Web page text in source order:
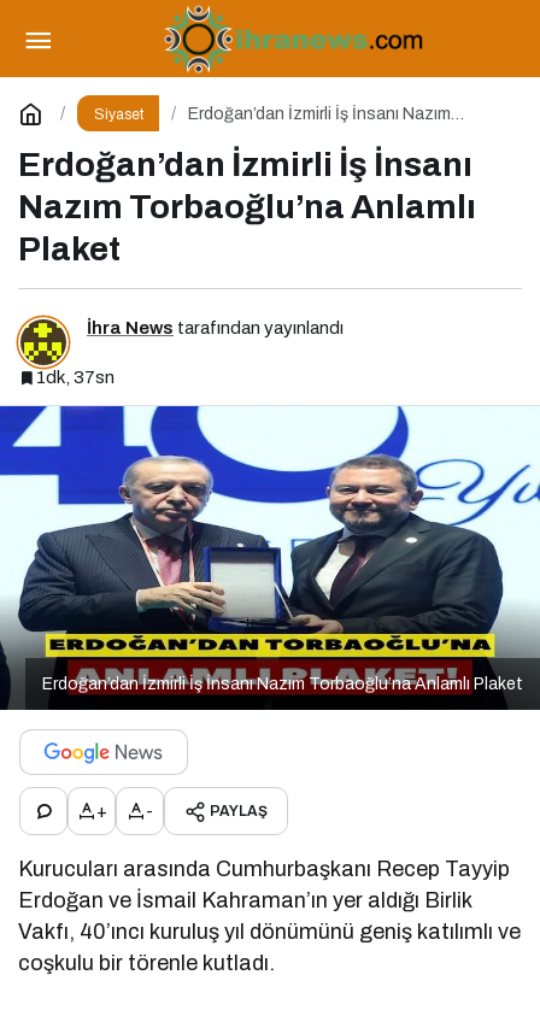
Siyaset
Erdoğan’dan İzmirli İş İnsanı Nazım
Erdoğan’dan İzmirli İş İnsanı
Nazım Torbaoğlu’na Anlamlı
Plaket
İhra News tarafından yayınlandı
1dk, 37sn
Erdoğan’dan İzmirli İş İnsanı Nazım Torbaoğlu’na Anlamlı Plaket
+ - PAYLAŞ
Kurucuları arasında Cumhurbaşkanı Recep Tayyip
Erdoğan ve İsmail Kahraman’ın yer aldığı Birlik
Vakfı, 40’ıncı kuruluş yıl dönümünü geniş katılımlı ve
coşkulu bir törenle kutladı.
Türk Simgeleri Herkesindir
Yorum Yap